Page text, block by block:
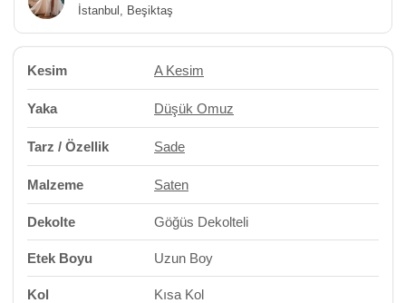
İstanbul, Beşiktaş
Kesim A Kesim
Yaka Düşük Omuz
Tarz / Özellik Sade
Malzeme Saten
Dekolte Göğüs Dekolteli
Etek Boyu Uzun Boy
Kol Kısa Kol